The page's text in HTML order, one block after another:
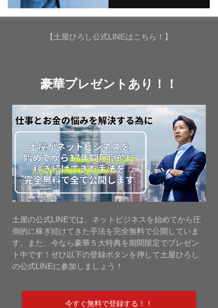
【土屋ひろし公式LINEはこちら！】
豪華プレゼントあり！！
土屋の公式LINEでは、ネットビジネスを始めてから圧
倒的に稼ぎ続けてきた手法を完全無料で公開していま
す。また、今なら豪華５大特典を期間限定でプレゼン
ト中です！ぜひ以下の登録ボタンを押して土屋ひろし
の公式LINEに参加しましょう！
今すぐ無料で登録する！！